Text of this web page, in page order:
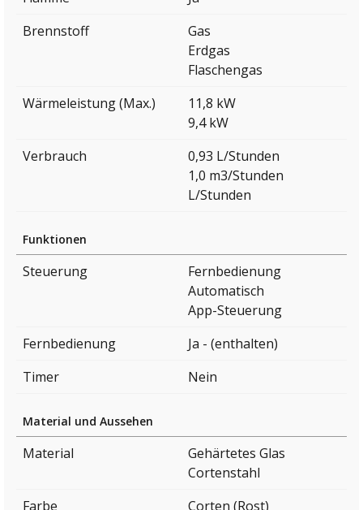
Brennstoff
Gas
Erdgas
Flaschengas
Wärmeleistung (Max.)
11,8 kW
9,4 kW
Verbrauch
0,93 L/Stunden
1,0 m3/Stunden
L/Stunden
Funktionen
Steuerung
Fernbedienung
Automatisch
App-Steuerung
Fernbedienung
Ja - (enthalten)
Timer
Nein
Material und Aussehen
Material
Gehärtetes Glas
Cortenstahl
Farbe
Corten (Rost)